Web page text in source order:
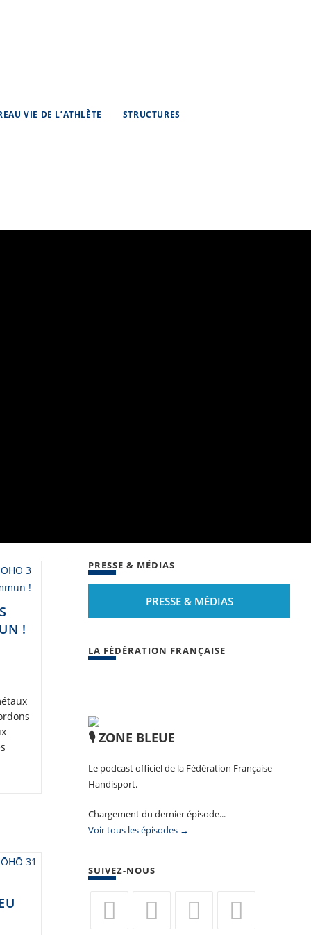
VIE DE L’ATHLÈTE STRUCTURES
!
PRESSE & MÉDIAS
PRESSE & MÉDIAS
LA FÉDÉRATION FRANÇAISE
🎙️ ZONE BLEUE
Le podcast officiel de la Fédération Française
Handisport.
Chargement du dernier épisode...
Voir tous les épisodes →
SUIVEZ-NOUS